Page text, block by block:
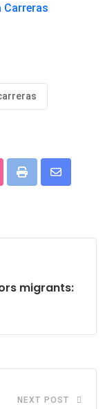
Carreras
Print
Share
migrants:
NEXT POST